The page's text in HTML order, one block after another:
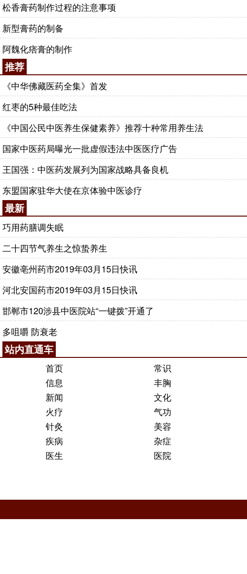
松香膏药制作过程的注意事项
新型膏药的制备
阿魏化痞膏的制作
推荐
《中华佛藏医药全集》首发
红枣的5种最佳吃法
《中国公民中医养生保健素养》推荐十种常用养生法
国家中医药局曝光一批虚假违法中医医疗广告
王国强：中医药发展列为国家战略具备良机
东盟国家驻华大使在京体验中医诊疗
最新
巧用药膳调失眠
二十四节气养生之惊蛰养生
安徽亳州药市2019年03月15日快讯
河北安国药市2019年03月15日快讯
邯郸市120涉县中医院站“一键拨”开通了
多咀嚼 防衰老
站内直通车
首页 常识
信息
丰胸
新闻
文化
火疗
气功
针灸
美容
疾病
杂症
医生
医院